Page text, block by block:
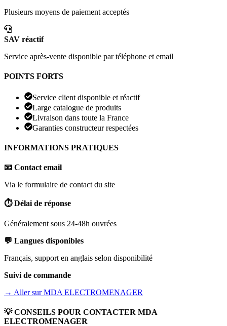
Plusieurs moyens de paiement acceptés
SAV réactif
Service après-vente disponible par téléphone et email
POINTS FORTS
Service client disponible et réactif
Large catalogue de produits
Livraison dans toute la France
Garanties constructeur respectées
INFORMATIONS PRATIQUES
📧 Contact email
Via le formulaire de contact du site
⏱️ Délai de réponse
Généralement sous 24-48h ouvrées
💬 Langues disponibles
Français, support en anglais selon disponibilité
Suivi de commande
→ Aller surMDA ELECTROMENAGER
💡 CONSEILS POUR CONTACTER MDA
ELECTROMENAGER